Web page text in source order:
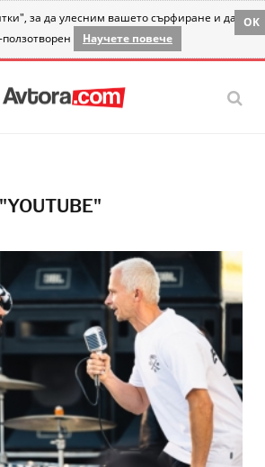
за да улесним вашето сърфиране и да
Научете повече
OK